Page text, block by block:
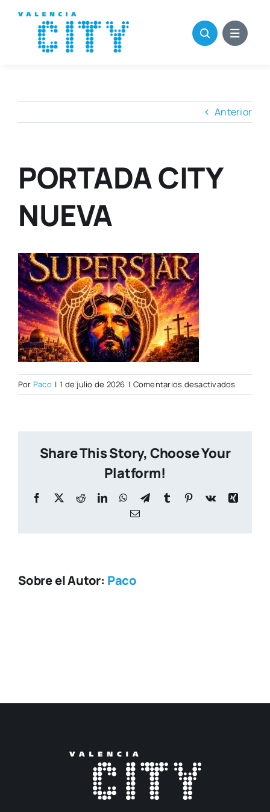
contenido
Anterior
PORTADA CITY
NUEVA
Por Paco | 1 de julio de 2026 | Comentarios desactivadosen
Share This Story, Choose Your
Platform!
Facebook
X RedditLinkedInWhatsApp
TelegramTumblr Pinterest
Vk
Xing
Correo
Sobre el Autor: Paco